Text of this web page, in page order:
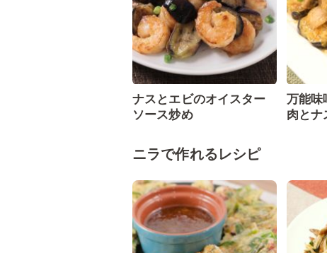
ナスとエビのオイスター
ソース炒め
万能味
肉とナ
ニラで作れるレシピ